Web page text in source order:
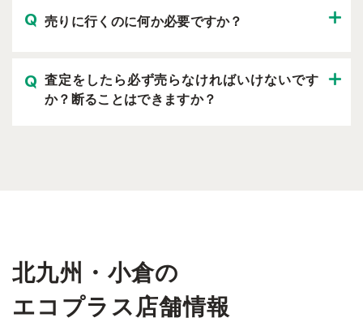
売りに行くのに何か必要ですか？
査定をしたら必ず売らなければいけないです
か？断ることはできますか？
北九州・小倉の
エコプラス店舗情報